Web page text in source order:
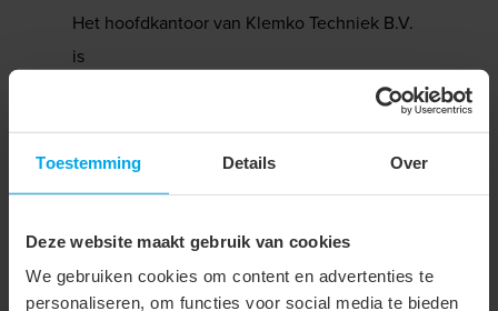
Toestemming Details Over
Deze website maakt gebruik van cookies
We gebruiken cookies om content en advertenties te
personaliseren, om functies voor social media te bieden
Het hoofdkantoor van Klemko Techniek B.V.
is
in Soest.
Het KLAC
bezoeken?